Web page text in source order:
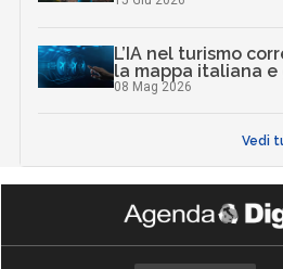
L’IA nel turismo
la mappa italiana
08 Mag 2026
Vedi